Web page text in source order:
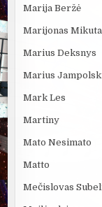
Marija Beržė
Marijonas
Marius Deksnys
Marius
Mark Les
Martiny
Mato Nesimato
Matto
Mečislovas